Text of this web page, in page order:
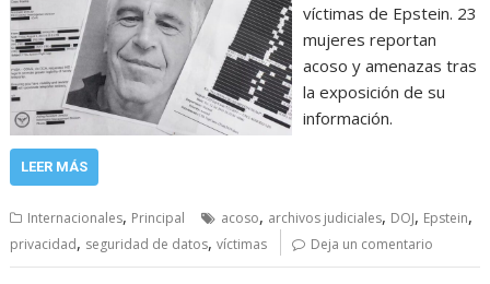
víctimas de Epstein. 23
mujeres reportan
acoso y amenazas tras
la exposición de su
información.
LEER MÁS
Internacionales, Principal acoso, archivos judiciales, DOJ, Epstein,
privacidad, seguridad de datos,víctimas Deja un comentario